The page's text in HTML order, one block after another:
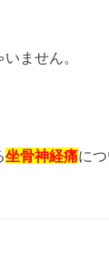
ません。
坐骨神経痛に